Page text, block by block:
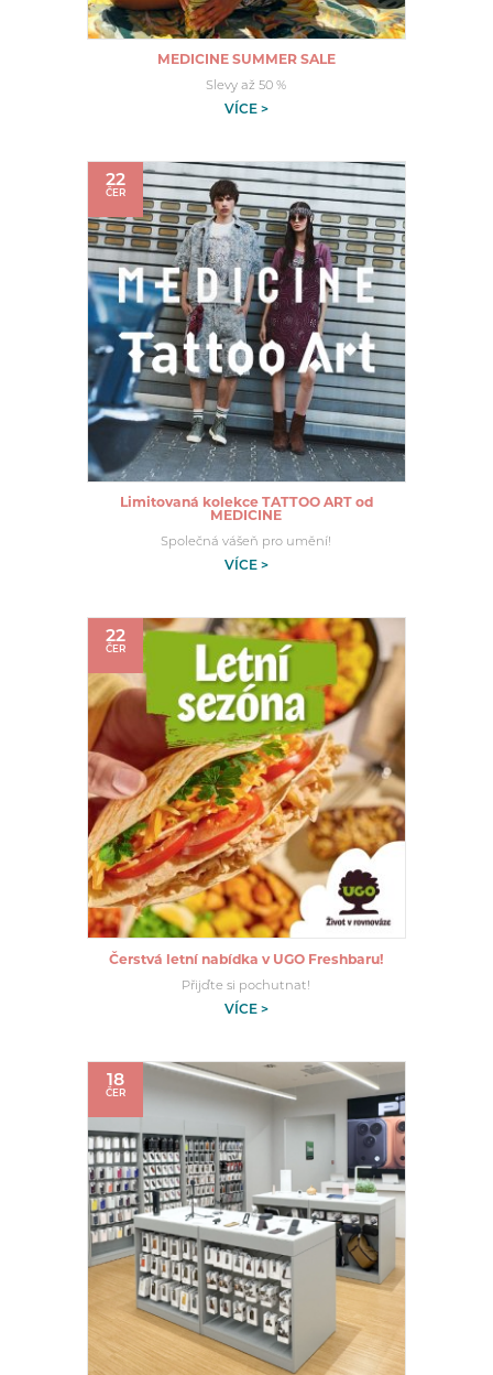
MEDICINE SUMMER SALE
Slevy až 50 %
VÍCE >
22
ČER
Limitovaná kolekce TATTOO ART od
MEDICINE
Společná vášeň pro umění!
VÍCE >
22
ČER
Čerstvá letní nabídka v UGO Freshbaru!
Přijďte si pochutnat!
VÍCE >
18
ČER